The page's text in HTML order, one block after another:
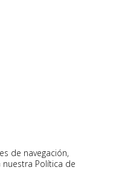
de navegación,
Política de